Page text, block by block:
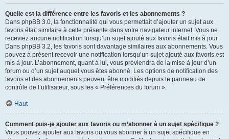
Quelle est la différence entre les favoris et les abonnements ?
Dans phpBB 3.0, la fonctionnalité qui vous permettait d’ajouter un sujet aux
favoris était similaire à celle présente dans votre navigateur internet. Vous ne
receviez aucune notification lorsqu’un sujet ajouté aux favoris était mis à jour.
Dans phpBB 3.2, les favoris sont davantage similaires aux abonnements. Vous
pouvez à présent recevoir une notification lorsqu’un sujet ajouté aux favoris est
mis à jour. L’abonnement, quant à lui, vous préviendra de la mise à jour d’un
forum ou d’un sujet auquel vous êtes abonné. Les options de notification des
favoris et des abonnements peuvent être modifiés depuis le panneau de
contrôle de l’utilisateur, sous les « Préférences du forum ».
Haut
Comment puis-je ajouter aux favoris ou m’abonner à un sujet spécifique ?
Vous pouvez ajouter aux favoris ou vous abonner à un sujet spécifique en